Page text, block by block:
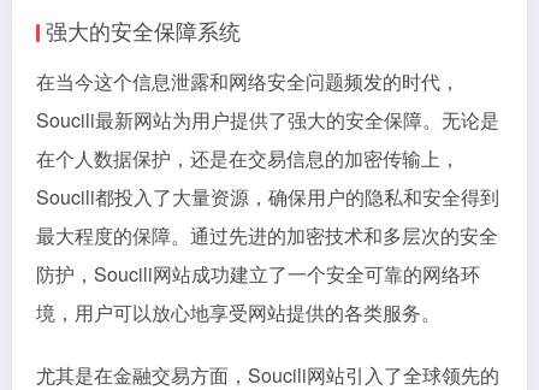
强大的安全保障系统
在当今这个信息泄露和网络安全问题频发的时代，
Soucili最新网站为用户提供了强大的安全保障。无论是
在个人数据保护，还是在交易信息的加密传输上，
Soucili都投入了大量资源，确保用户的隐私和安全得到
最大程度的保障。通过先进的加密技术和多层次的安全
防护，Soucili网站成功建立了一个安全可靠的网络环
境，用户可以放心地享受网站提供的各类服务。
尤其是在金融交易方面，Soucili网站引入了全球领先的